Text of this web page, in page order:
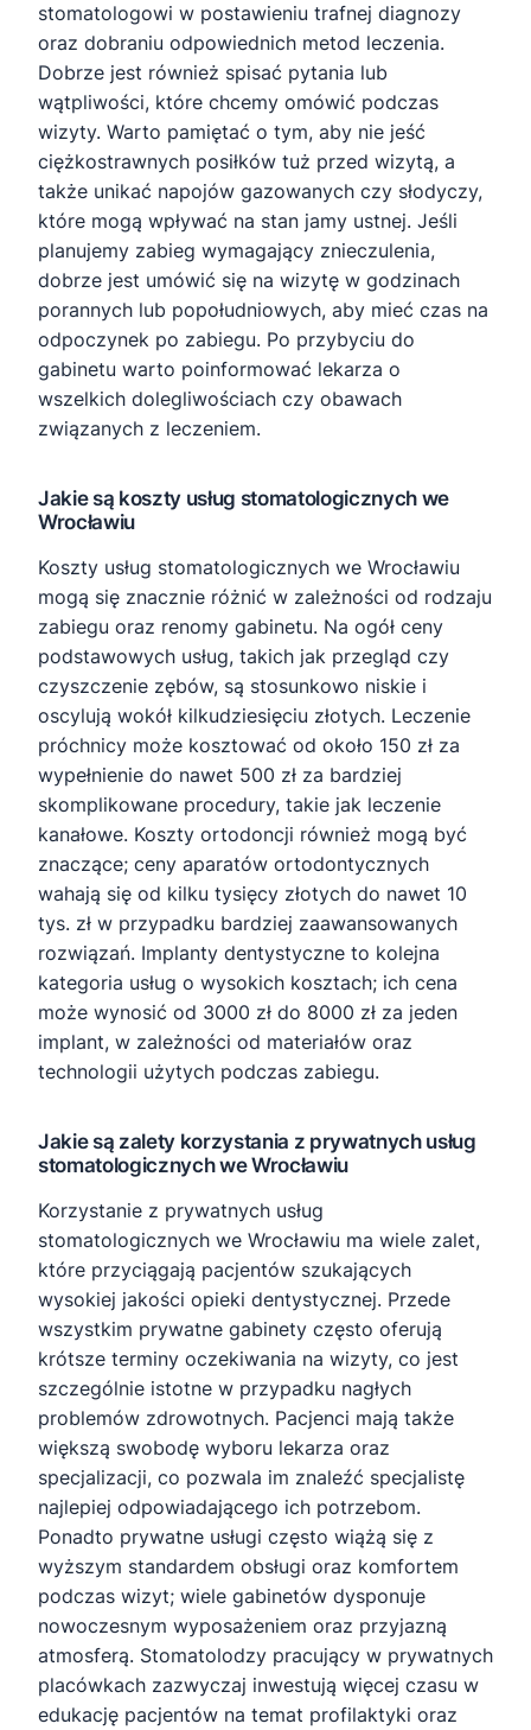
stomatologowi w postawieniu trafnej diagnozy
oraz dobraniu odpowiednich metod leczenia.
Dobrze jest również spisać pytania lub
wątpliwości, które chcemy omówić podczas
wizyty. Warto pamiętać o tym, aby nie jeść
ciężkostrawnych posiłków tuż przed wizytą, a
także unikać napojów gazowanych czy słodyczy,
które mogą wpływać na stan jamy ustnej. Jeśli
planujemy zabieg wymagający znieczulenia,
dobrze jest umówić się na wizytę w godzinach
porannych lub popołudniowych, aby mieć czas na
odpoczynek po zabiegu. Po przybyciu do
gabinetu warto poinformować lekarza o
wszelkich dolegliwościach czy obawach
związanych z leczeniem.
Jakie są koszty usług stomatologicznych we
Wrocławiu
Koszty usług stomatologicznych we Wrocławiu
mogą się znacznie różnić w zależności od rodzaju
zabiegu oraz renomy gabinetu. Na ogół ceny
podstawowych usług, takich jak przegląd czy
czyszczenie zębów, są stosunkowo niskie i
oscylują wokół kilkudziesięciu złotych. Leczenie
próchnicy może kosztować od około 150 zł za
wypełnienie do nawet 500 zł za bardziej
skomplikowane procedury, takie jak leczenie
kanałowe. Koszty ortodoncji również mogą być
znaczące; ceny aparatów ortodontycznych
wahają się od kilku tysięcy złotych do nawet 10
tys. zł w przypadku bardziej zaawansowanych
rozwiązań. Implanty dentystyczne to kolejna
kategoria usług o wysokich kosztach; ich cena
może wynosić od 3000 zł do 8000 zł za jeden
implant, w zależności od materiałów oraz
technologii użytych podczas zabiegu.
Jakie są zalety korzystania z prywatnych usług
stomatologicznych we Wrocławiu
Korzystanie z prywatnych usług
stomatologicznych we Wrocławiu ma wiele zalet,
które przyciągają pacjentów szukających
wysokiej jakości opieki dentystycznej. Przede
wszystkim prywatne gabinety często oferują
krótsze terminy oczekiwania na wizyty, co jest
szczególnie istotne w przypadku nagłych
problemów zdrowotnych. Pacjenci mają także
większą swobodę wyboru lekarza oraz
specjalizacji, co pozwala im znaleźć specjalistę
najlepiej odpowiadającego ich potrzebom.
Ponadto prywatne usługi często wiążą się z
wyższym standardem obsługi oraz komfortem
podczas wizyt; wiele gabinetów dysponuje
nowoczesnym wyposażeniem oraz przyjazną
atmosferą. Stomatolodzy pracujący w prywatnych
placówkach zazwyczaj inwestują więcej czasu w
edukację pacjentów na temat profilaktyki oraz